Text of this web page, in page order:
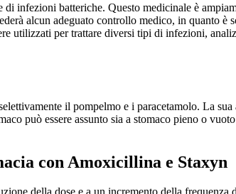
infezioni batteriche. Questo medicinale è
alcun adeguato controllo medico, in quanto è
utilizzati per trattare diversi tipi di infezioni,
il pompelmo e i paracetamolo. La
può essere assunto sia a stomaco pieno o
con Amoxicillina e Staxyn